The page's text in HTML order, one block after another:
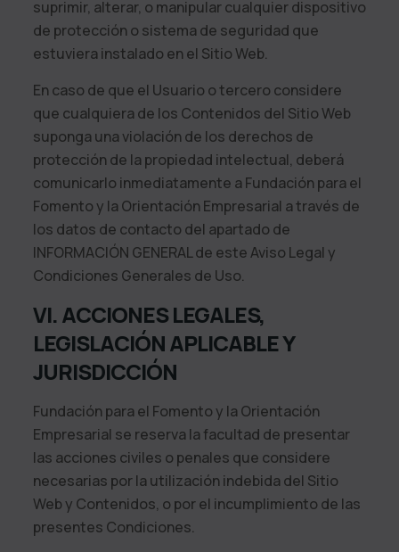
suprimir, alterar, o manipular cualquier dispositivo
de protección o sistema de seguridad que
estuviera instalado en el Sitio Web.
En caso de que el Usuario o tercero considere
que cualquiera de los Contenidos del Sitio Web
suponga una violación de los derechos de
protección de la propiedad intelectual, deberá
comunicarlo inmediatamente aFundación para el
Fomento y la Orientación Empresarial a través de
los datos de contacto del apartado de
INFORMACIÓN GENERAL de este Aviso Legal y
Condiciones Generales de Uso.
VI. ACCIONES LEGALES,
LEGISLACIÓN APLICABLE Y
JURISDICCIÓN
Fundación para el Fomento y la Orientación
Empresarial se reserva la facultad de presentar
las acciones civiles o penales que considere
necesarias por la utilización indebida del Sitio
Web y Contenidos, o por el incumplimiento de las
presentes Condiciones.